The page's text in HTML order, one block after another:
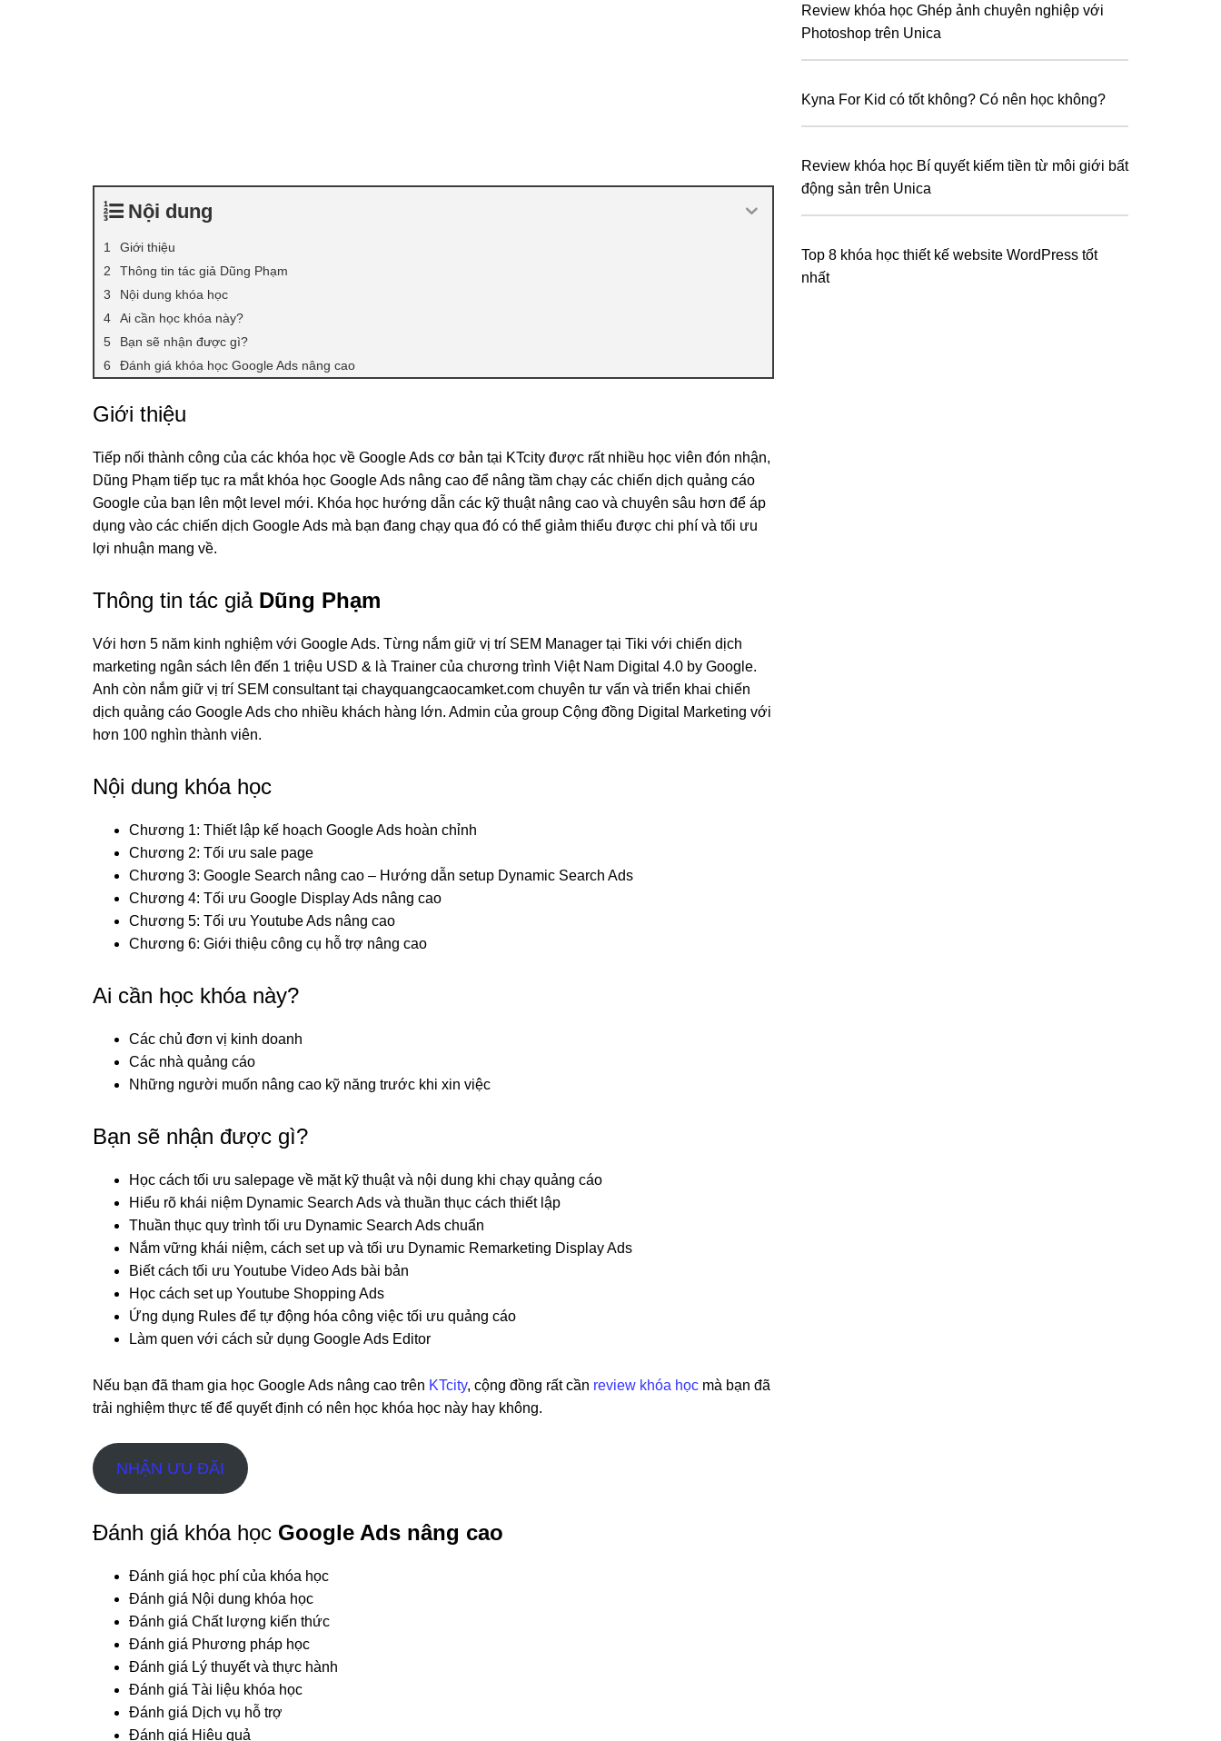
Nội dung
Giới thiệu
Thông tin tác giả Dũng Phạm
Nội dung khóa học
Ai cần học khóa này?
Bạn sẽ nhận được gì?
Đánh giá khóa học Google Ads nâng cao
Giới thiệu
Tiếp nối thành công của các khóa học về Google Ads cơ bản tại KTcity được rất nhiều học viên đón nhận,
Dũng Phạm tiếp tục ra mắt khóa học Google Ads nâng cao để nâng tầm chạy các chiến dịch quảng cáo
Google của bạn lên một level mới. Khóa học hướng dẫn các kỹ thuật nâng cao và chuyên sâu hơn để áp
dụng vào các chiến dịch Google Ads mà bạn đang chạy qua đó có thể giảm thiểu được chi phí và tối ưu
lợi nhuận mang về.
Thông tin tác giả Dũng Phạm
Với hơn 5 năm kinh nghiệm với Google Ads. Từng nắm giữ vị trí SEM Manager tại Tiki với chiến dịch
marketing ngân sách lên đến 1 triệu USD & là Trainer của chương trình Việt Nam Digital 4.0 by Google.
Anh còn nắm giữ vị trí SEM consultant tại chayquangcaocamket.com chuyên tư vấn và triển khai chiến
dịch quảng cáo Google Ads cho nhiều khách hàng lớn. Admin của group Cộng đồng Digital Marketing với
hơn 100 nghìn thành viên.
Nội dung khóa học
Chương 1: Thiết lập kế hoạch Google Ads hoàn chỉnh
Chương 2: Tối ưu sale page
Chương 3: Google Search nâng cao – Hướng dẫn setup Dynamic Search Ads
Chương 4: Tối ưu Google Display Ads nâng cao
Chương 5: Tối ưu Youtube Ads nâng cao
Chương 6: Giới thiệu công cụ hỗ trợ nâng cao
Ai cần học khóa này?
Các chủ đơn vị kinh doanh
Các nhà quảng cáo
Những người muốn nâng cao kỹ năng trước khi xin việc
Bạn sẽ nhận được gì?
Học cách tối ưu salepage về mặt kỹ thuật và nội dung khi chạy quảng cáo
Hiểu rõ khái niệm Dynamic Search Ads và thuần thục cách thiết lập
Thuần thục quy trình tối ưu Dynamic Search Ads chuẩn
Nắm vững khái niệm, cách set up và tối ưu Dynamic Remarketing Display Ads
Biết cách tối ưu Youtube Video Ads bài bản
Học cách set up Youtube Shopping Ads
Ứng dụng Rules để tự động hóa công việc tối ưu quảng cáo
Làm quen với cách sử dụng Google Ads Editor
Nếu bạn đã tham gia học Google Ads nâng cao trên KTcity, cộng đồng rất cần review khóa học mà bạn đã
trải nghiệm thực tế để quyết định có nên học khóa học này hay không.
NHẬN ƯU ĐÃI
Đánh giá khóa học Google Ads nâng cao
Đánh giá học phí của khóa học
Đánh giá Nội dung khóa học
Đánh giá Chất lượng kiến thức
Đánh giá Phương pháp học
Đánh giá Lý thuyết và thực hành
Đánh giá Tài liệu khóa học
Đánh giá Dịch vụ hỗ trợ
Đánh giá Hiệu quả
Review khóa học Ghép ảnh chuyên nghiệp với
Photoshop trên Unica
Kyna For Kid có tốt không? Có nên học không?
Review khóa học Bí quyết kiếm tiền từ môi giới bất
động sản trên Unica
Top 8 khóa học thiết kế website WordPress tốt
nhất